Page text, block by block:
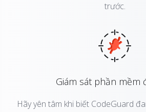
trước.
Giám sát phần mềm
Hãy yên tâm khi biết CodeGuard